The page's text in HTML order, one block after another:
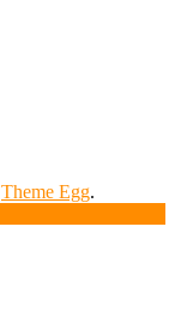
Theme Egg.